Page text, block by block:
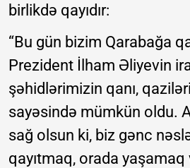
birlikdə qayıdır:
“Bu gün bizim Qarabağa
Prezident İlham Əliyevin
şəhidlərimizin qanı,
sayəsində mümkün oldu.
sağ olsun ki, biz gənc
qayıtmaq, orada